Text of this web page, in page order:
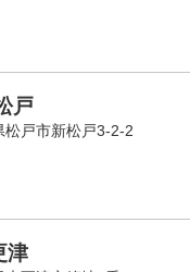
戸
戸市新松戸3-2-2
津